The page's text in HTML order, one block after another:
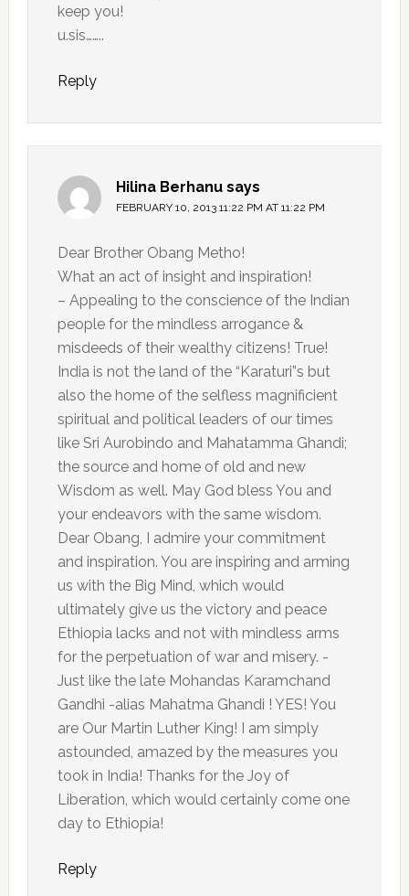
keep you!
u.sis……..
Reply
Hilina Berhanu says
FEBRUARY 10, 2013 11:22 PM AT 11:22 PM
Dear Brother Obang Metho!
What an act of insight and inspiration!
– Appealing to the conscience of the Indian
people for the mindless arrogance &
misdeeds of their wealthy citizens! True!
India is not the land of the “Karaturi”s but
also the home of the selfless magnificient
spiritual and political leaders of our times
like Sri Aurobindo and Mahatamma Ghandi;
the source and home of old and new
Wisdom as well. May God bless You and
your endeavors with the same wisdom.
Dear Obang, I admire your commitment
and inspiration. You are inspiring and arming
us with the Big Mind, which would
ultimately give us the victory and peace
Ethiopia lacks and not with mindless arms
for the perpetuation of war and misery. -
Just like the late Mohandas Karamchand
Gandhi -alias Mahatma Ghandi ! YES! You
are Our Martin Luther King! I am simply
astounded, amazed by the measures you
took in India! Thanks for the Joy of
Liberation, which would certainly come one
day to Ethiopia!
Reply